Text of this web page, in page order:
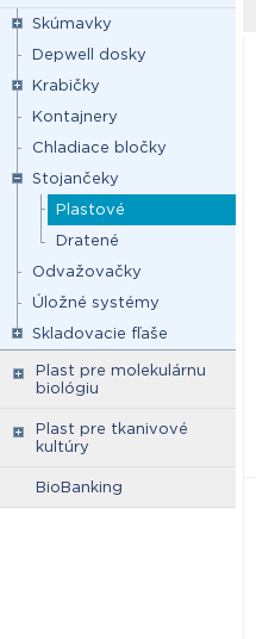
Skúmavky
Depwell dosky
Krabičky
Kontajnery
Chladiace bločky
Stojančeky
Plastové
Dratené
Odvažovačky
Úložné systémy
Skladovacie fľaše
Plast pre molekulárnu
biológiu
Plast pre tkanivové
kultúry
BioBanking